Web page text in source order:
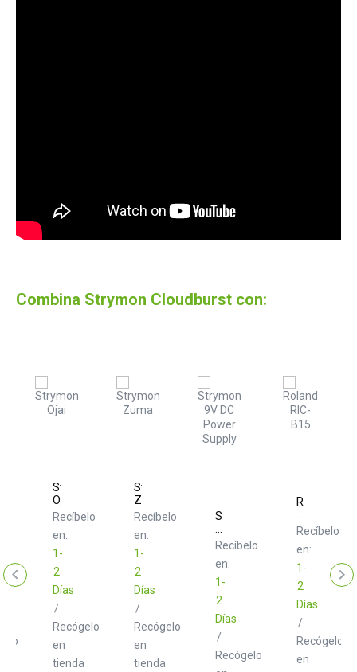
Combina Strymon Cloudburst con:
Strymon
Ojai
Recíbelo
en:
1-
2
Días
/
Recógelo
en
tienda
Strymon
Zuma
Recíbelo
en:
1-
2
Días
/
Recógelo
en
tienda
Strymon
9V
DC
Power
Supply
Recíbelo
en:
1-
2
Días
/
Recógelo
Roland
RIC-
B15
Recíbelo
en:
1-
2
Días
/
Recógelo
en